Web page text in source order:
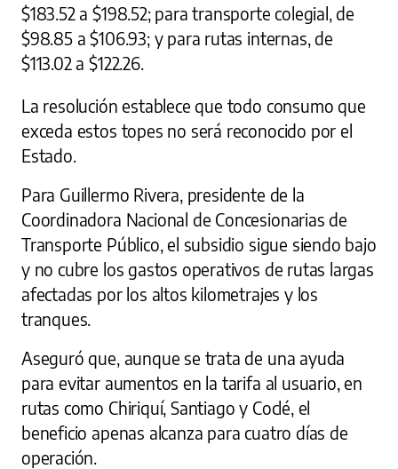
$183.52 a $198.52; para transporte colegial, de
$98.85 a $106.93; y para rutas internas, de
$113.02 a $122.26.
La resolución establece que todo consumo que
exceda estos topes no será reconocido por el
Estado.
Para Guillermo Rivera, presidente de la
Coordinadora Nacional de Concesionarias de
Transporte Público, el subsidio sigue siendo bajo
y no cubre los gastos operativos de rutas largas
afectadas por los altos kilometrajes y los
tranques.
Aseguró que, aunque se trata de una ayuda
para evitar aumentos en la tarifa al usuario, en
rutas como Chiriquí, Santiago y Coclé, el
beneficio apenas alcanza para cuatro días de
operación.